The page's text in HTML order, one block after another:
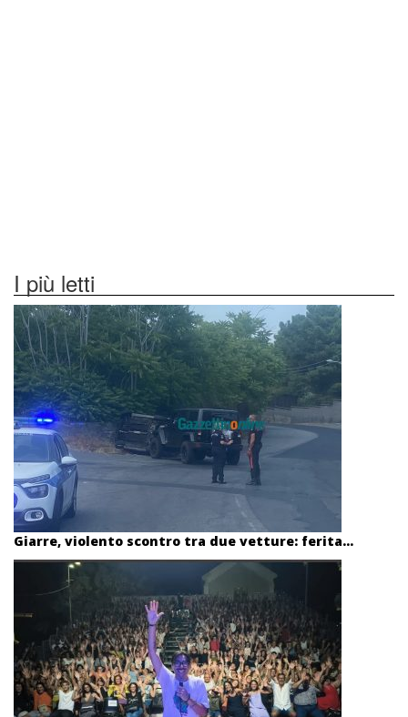
I più letti
Giarre, violento scontro tra due vetture: ferita...